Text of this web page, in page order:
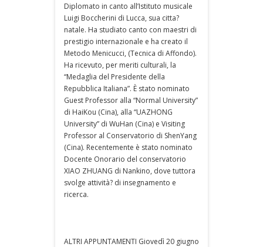
Diplomato in canto all’Istituto musicale
Luigi Boccherini di Lucca, sua citta?
natale. Ha studiato canto con maestri di
prestigio internazionale e ha creato il
Metodo Menicucci, (Tecnica di Affondo).
Ha ricevuto, per meriti culturali, la
“Medaglia del Presidente della
Repubblica Italiana”. È stato nominato
Guest Professor alla “Normal University”
di HaiKou (Cina), alla “UAZHONG
University” di WuHan (Cina) e Visiting
Professor al Conservatorio di ShenYang
(Cina). Recentemente è stato nominato
Docente Onorario del conservatorio
XIAO ZHUANG di Nankino, dove tuttora
svolge attività? di insegnamento e
ricerca.
ALTRI APPUNTAMENTI Giovedì 20 giugno